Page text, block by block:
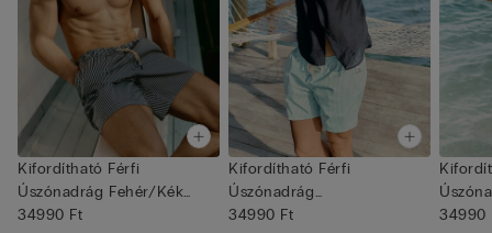
Kifordítható Férfi
Úszónadrág Fehér/Kék
Csíkos Min...
34990 Ft
Kifordítható Férfi
Úszónadrág
Fehér/Világoskék Csí...
34990 Ft
Csíkos
34990